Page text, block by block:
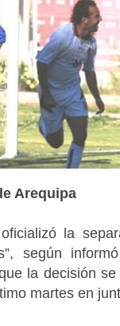
Arequipa
la
según
la decisión
martes en